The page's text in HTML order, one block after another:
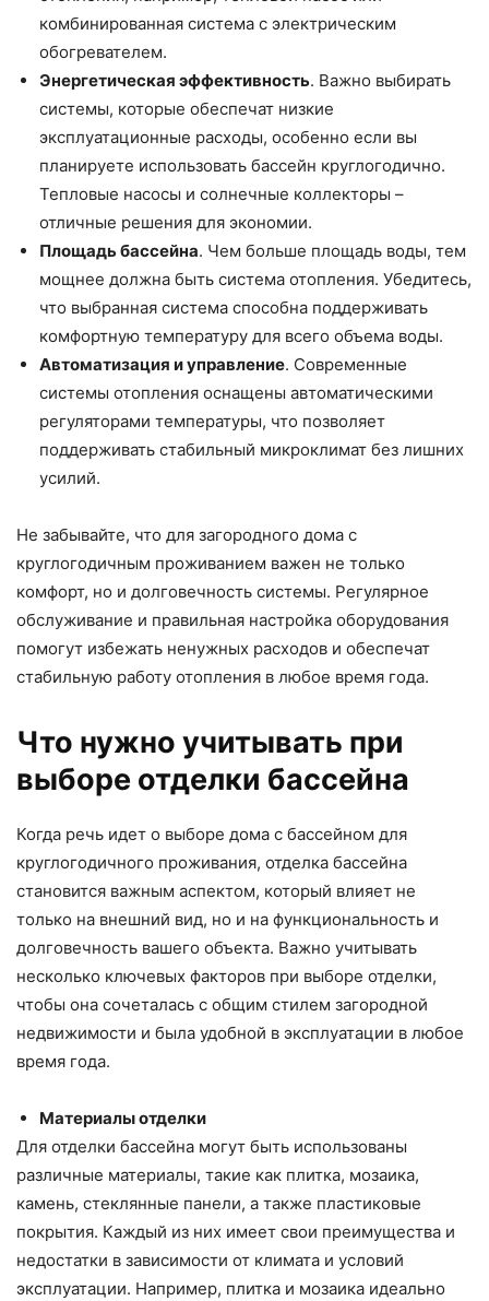
комбинированная система с электрическим
обогревателем.
Энергетическая эффективность. Важно выбирать
системы, которые обеспечат низкие
эксплуатационные расходы, особенно если вы
планируете использовать бассейн круглогодично.
Тепловые насосы и солнечные коллекторы –
отличные решения для экономии.
Площадь бассейна. Чем больше площадь воды, тем
мощнее должна быть система отопления. Убедитесь,
что выбранная система способна поддерживать
комфортную температуру для всего объема воды.
Автоматизация и управление. Современные
системы отопления оснащены автоматическими
регуляторами температуры, что позволяет
поддерживать стабильный микроклимат без лишних
усилий.
Не забывайте, что для загородного дома с
круглогодичным проживанием важен не только
комфорт, но и долговечность системы. Регулярное
обслуживание и правильная настройка оборудования
помогут избежать ненужных расходов и обеспечат
стабильную работу отопления в любое время года.
Что нужно учитывать при
выборе отделки бассейна
Когда речь идет о выборе дома с бассейном для
круглогодичного проживания, отделка бассейна
становится важным аспектом, который влияет не
только на внешний вид, но и на функциональность и
долговечность вашего объекта. Важно учитывать
несколько ключевых факторов при выборе отделки,
чтобы она сочеталась с общим стилем загородной
недвижимости и была удобной в эксплуатации в любое
время года.
Материалы отделки
Для отделки бассейна могут быть использованы
различные материалы, такие как плитка, мозаика,
камень, стеклянные панели, а также пластиковые
покрытия. Каждый из них имеет свои преимущества и
недостатки в зависимости от климата и условий
эксплуатации. Например, плитка и мозаика идеально